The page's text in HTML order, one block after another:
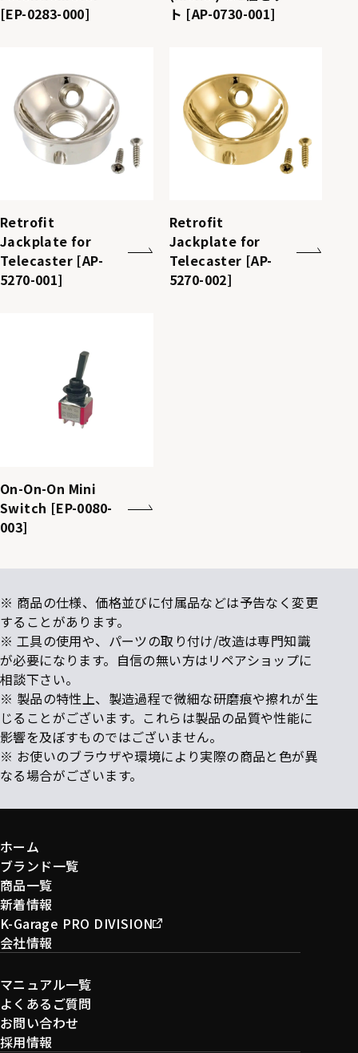
[EP-0283-000]
ト [AP-0730-001]
Retrofit
Jackplate for
Telecaster [AP-
5270-001]
Retrofit
Jackplate for
Telecaster [AP-
5270-002]
On-On-On Mini
Switch [EP-0080-
003]
※ 商品の仕様、価格並びに付属品などは予告なく変更
することがあります。
※ 工具の使用や、パーツの取り付け/改造は専門知識
が必要になります。自信の無い方はリペアショップに
相談下さい。
※ 製品の特性上、製造過程で微細な研磨痕や擦れが生
じることがございます。これらは製品の品質や性能に
影響を及ぼすものではございません。
※ お使いのブラウザや環境により実際の商品と色が異
なる場合がございます。
ホーム
ブランド一覧
商品一覧
新着情報
K-Garage PRO DIVISION
会社情報
マニュアル一覧
よくあるご質問
お問い合わせ
採用情報